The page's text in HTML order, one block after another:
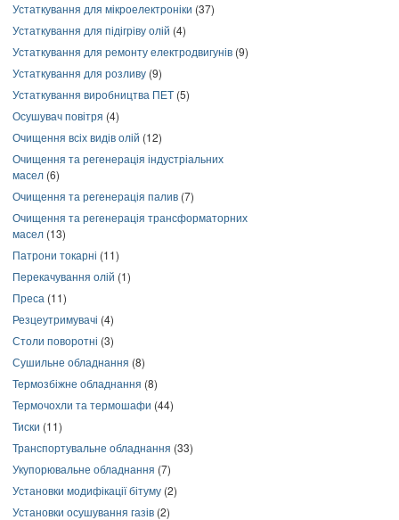
Устаткування для мікроелектроніки (37)
Устаткування для підігріву олій (4)
Устаткування для ремонту електродвигунів (9)
Устаткування для розливу (9)
Устаткування виробництва ПЕТ (5)
Осушувач повітря (4)
Очищення всіх видів олій (12)
Очищення та регенерація індустріальних
масел (6)
Очищення та регенерація палив (7)
Очищення та регенерація трансформаторних
масел (13)
Патрони токарні (11)
Перекачування олій (1)
Преса (11)
Резцеутримувачі (4)
Столи поворотні (3)
Сушильне обладнання (8)
Термозбіжне обладнання (8)
Термочохли та термошафи (44)
Тиски (11)
Транспортувальне обладнання (33)
Укупорювальне обладнання (7)
Установки модифікації бітуму (2)
Установки осушування газів (2)